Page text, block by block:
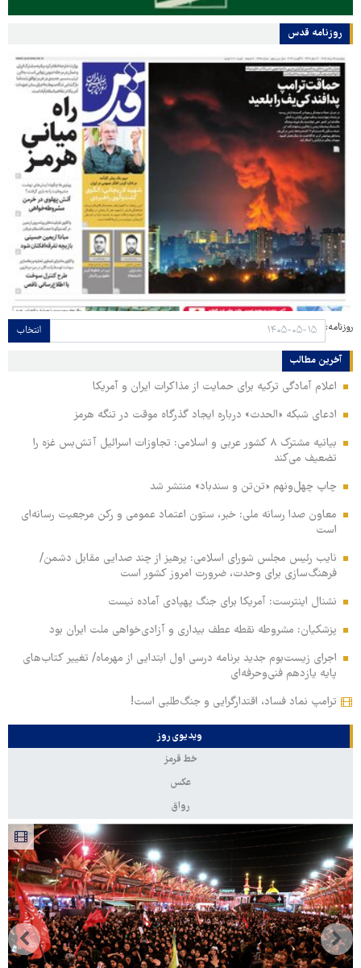
روزنامه قدس
روزنامه: انتخاب
آخرین مطالب
اعلام آمادگی ترکیه برای حمایت از مذاکرات ایران و آمریکا
ادعای شبکه «الحدث» درباره ایجاد گذرگاه موقت در تنگه هرمز
بیانیه مشترک ۸ کشور عربی و اسلامی: تجاوزات اسرائیل آتش‌بس غزه را
تضعیف می‌کند
چاپ چهل‌ونهم «تن‌تن و سندباد» منتشر شد
معاون صدا رسانه ملی: خبر، ستون اعتماد عمومی و رکن مرجعیت رسانه‌ای
است
نایب رئیس مجلس شورای اسلامی: پرهیز از چند صدایی مقابل دشمن/
فرهنگ‌سازی برای وحدت، ضرورت امروز کشور است
نشنال اینترست: آمریکا برای جنگ پهپادی آماده نیست
پزشکیان: مشروطه نقطه عطف بیداری و آزادی‌خواهی ملت ایران بود
اجرای زیست‌بوم جدید برنامه درسی اول ابتدایی از مهرماه/ تغییر کتاب‌های
پایه یازدهم فنی‌وحرفه‌ای
ترامپ نماد فساد، اقتدارگرایی و جنگ‌طلبی است!
ویدیوی روز
خط قرمز
عکس
رواق